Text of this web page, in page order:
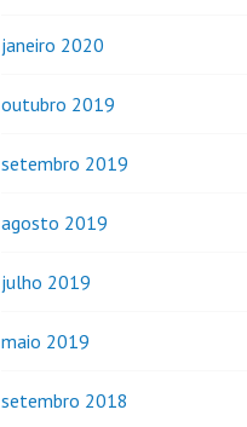
janeiro 2020
outubro 2019
setembro 2019
agosto 2019
julho 2019
maio 2019
setembro 2018